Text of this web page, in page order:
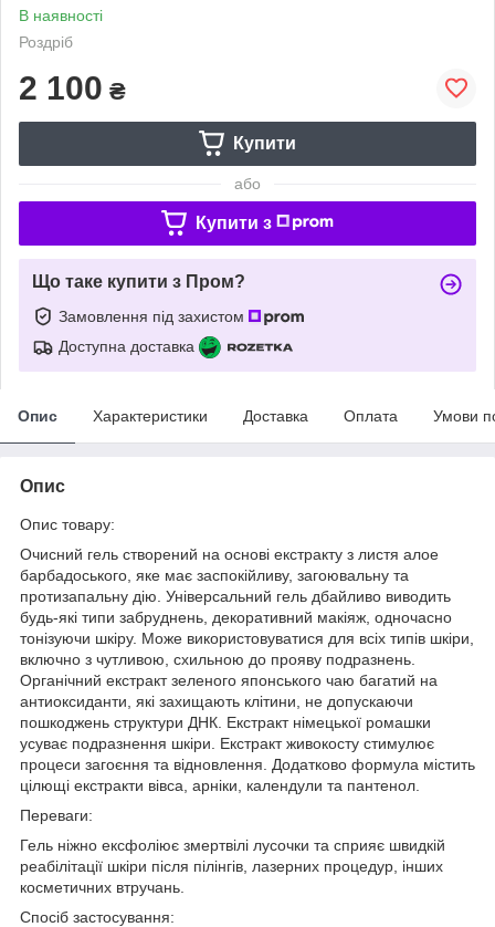
В наявності
Роздріб
2 100 ₴
Купити
або
Купити з
Що таке купити з Пром?
Замовлення під захистом
Доступна доставка
Опис Характеристики Доставка Оплата Умови
Опис
Опис товару:
Очисний гель створений на основі екстракту з листя алое
барбадоського, яке має заспокійливу, загоювальну та
протизапальну дію. Універсальний гель дбайливо виводить
будь-які типи забруднень, декоративний макіяж, одночасно
тонізуючи шкіру. Може використовуватися для всіх типів шкіри,
включно з чутливою, схильною до прояву подразнень.
Органічний екстракт зеленого японського чаю багатий на
антиоксиданти, які захищають клітини, не допускаючи
пошкоджень структури ДНК. Екстракт німецької ромашки
усуває подразнення шкіри. Екстракт живокосту стимулює
процеси загоєння та відновлення. Додатково формула містить
цілющі екстракти вівса, арніки, календули та пантенол.
Переваги:
Гель ніжно ексфоліює змертвілі лусочки та сприяє швидкій
реабілітації шкіри після пілінгів, лазерних процедур, інших
косметичних втручань.
Спосіб застосування: